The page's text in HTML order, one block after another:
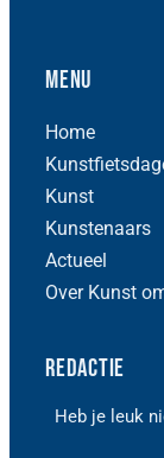
Menu
Home
Kunst
Kunstenaars
Actueel
Over Kunst
Redactie
Heb je leuk